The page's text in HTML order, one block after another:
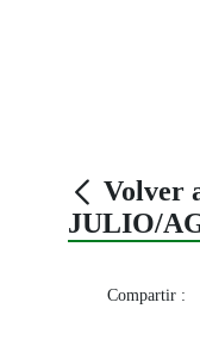
Volver
JULIO/
Compartir :